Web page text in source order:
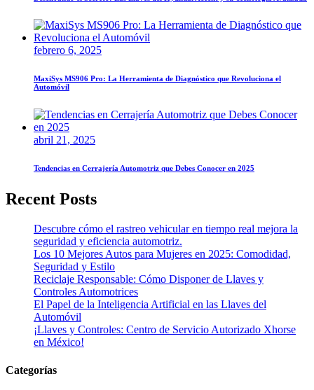
febrero 6, 2025
MaxiSys MS906 Pro: La Herramienta de Diagnóstico que Revoluciona el
Automóvil
abril 21, 2025
Tendencias en Cerrajería Automotriz que Debes Conocer en 2025
Recent Posts
Descubre cómo el rastreo vehicular en tiempo real mejora la
seguridad y eficiencia automotriz.
Los 10 Mejores Autos para Mujeres en 2025: Comodidad,
Seguridad y Estilo
Reciclaje Responsable: Cómo Disponer de Llaves y
Controles Automotrices
El Papel de la Inteligencia Artificial en las Llaves del
Automóvil
¡Llaves y Controles: Centro de Servicio Autorizado Xhorse
en México!
Categorías